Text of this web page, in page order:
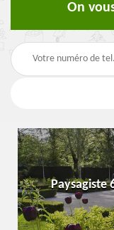
On
Paysagiste